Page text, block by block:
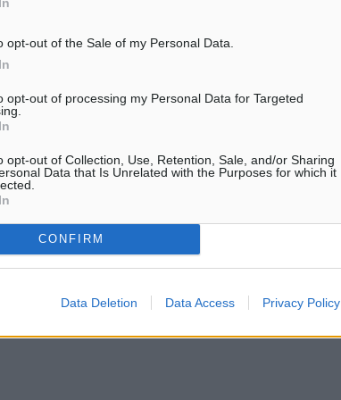
opt-out of the Sale of my Personal Data.
opt-out of processing my Personal Data for Targeted
opt-out of Collection, Use, Retention, Sale, and/or Sharing
Data that Is Unrelated with the Purposes for which it
CONFIRM
Data Deletion Data Access Privacy Policy
Υποβολής Αιτήσεως σε
στο Εθνικό
και ποιες Μ.Κ.Ο. έχουν
Μη Κυβερνητικών
αναζήτησης